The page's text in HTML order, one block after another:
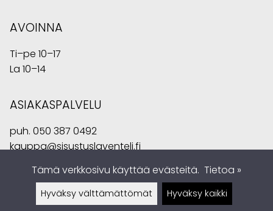
AVOINNA
Ti–pe 10–17
La 10–14
ASIAKASPALVELU
puh. 050 387 0492
kauppa@sisustuslaventeli.fi
Tämä verkkosivu käyttää evästeitä. Tietoa »
Hyväksy välttämättömät Hyväksy kaikki